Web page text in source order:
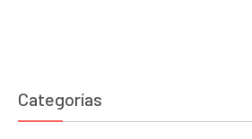
Categorías